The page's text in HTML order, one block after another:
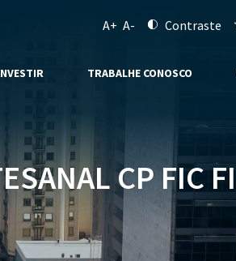
A+ A- Contraste
TRABALHE CONOSCO
CP FIC